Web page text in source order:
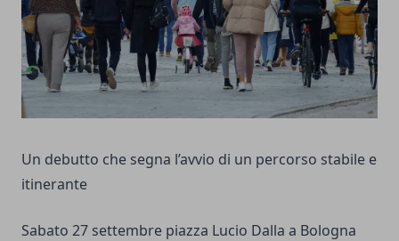
Un debutto che segna l’avvio di un percorso stabile e
itinerante
Sabato 27 settembre piazza Lucio Dalla a Bologna